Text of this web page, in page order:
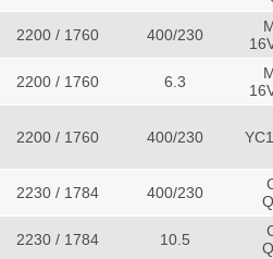
2200 / 1760 400/230
2200 / 1760 6.3
2200 / 1760 400/230
2230 / 1784 400/230
2230 / 1784 10.5